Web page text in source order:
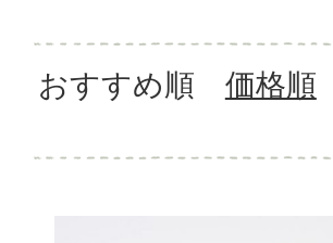
おすすめ順 価格順